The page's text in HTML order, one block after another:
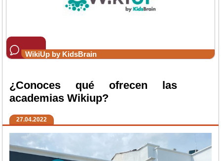
WikiUp by KidsBrain
¿Conoces qué ofrecen las
academias Wikiup?
27.04.2022